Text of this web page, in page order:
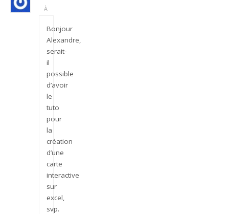
À
Bonjour
Alexandre,
serait-
il
possible
d’avoir
le
tuto
pour
la
création
d’une
carte
interactive
sur
excel,
svp.